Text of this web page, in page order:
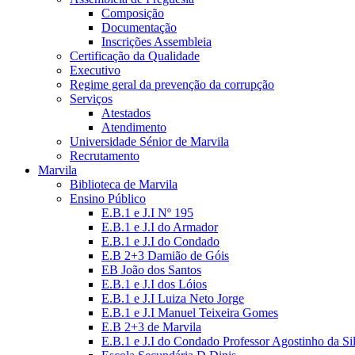
Composição
Documentação
Inscrições Assembleia
Certificação da Qualidade
Executivo
Regime geral da prevenção da corrupção
Serviços
Atestados
Atendimento
Universidade Sénior de Marvila
Recrutamento
Marvila
Biblioteca de Marvila
Ensino Público
E.B.1 e J.I Nº 195
E.B.1 e J.I do Armador
E.B.1 e J.I do Condado
E.B 2+3 Damião de Góis
EB João dos Santos
E.B.1 e J.I dos Lóios
E.B.1 e J.I Luiza Neto Jorge
E.B.1 e J.I Manuel Teixeira Gomes
E.B 2+3 de Marvila
E.B.1 e J.I do Condado Professor Agostinho da